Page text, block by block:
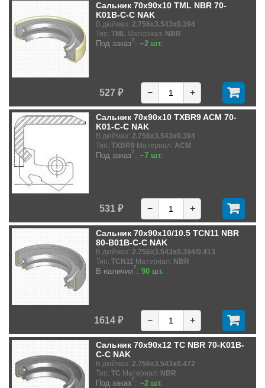
Сальник 70x90x10 TML NBR 70-
K01B-C-C NAK
В дюймах: 2.756x3.543x0.394
Тип: TML Материал: NBR
Под заказ?: ~2 шт.
527 ₽ − +
Сальник 70x90x10 TXBR9 ACM 70-
K01-C-C NAK
В дюймах: 2.756x3.543x0.394
Тип: TXBR9 Материал: ACM
Под заказ?: ~7 шт.
531 ₽ − +
Сальник 70x90x10/10.5 TCN11 NBR
80-B01B-C-C NAK
В дюймах: 2.756x3.543x0.394/0.413
Тип: TCN11 Материал: NBR
В наличии?: 90 шт.
1614 ₽ − +
Сальник 70x90x12 TC NBR 70-K01B-
C-C NAK
В дюймах: 2.756x3.543x0.472
Тип: TC Материал: NBR
Под заказ?: ~2 шт.